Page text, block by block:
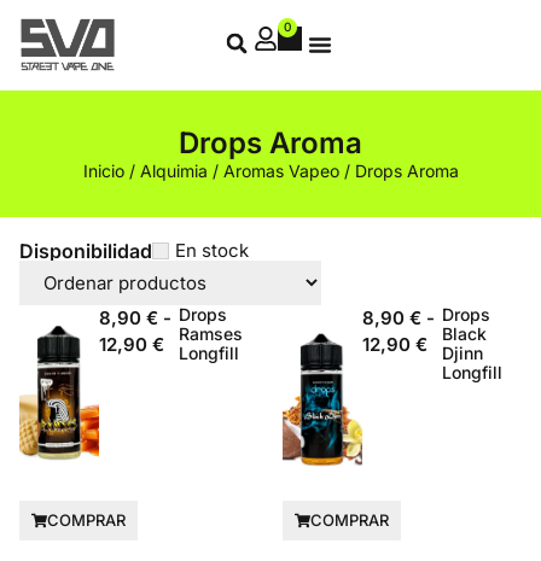
0
Drops Aroma
Inicio/ Alquimia / Aromas Vapeo/ Drops Aroma
Disponibilidad En stock
8,90 € -
12,90 €
Drops
Ramses
Longfill
COMPRAR
8,90 € -
12,90 €
Drops
Black
Djinn
Longfill
COMPRAR